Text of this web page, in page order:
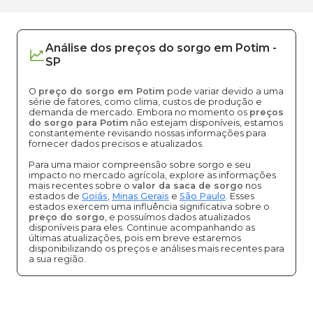
Análise dos preços do sorgo em Potim -
SP
O preço do sorgo em Potim pode variar devido a uma
série de fatores, como clima, custos de produção e
demanda de mercado. Embora no momento os preços
do sorgo para Potim não estejam disponíveis, estamos
constantemente revisando nossas informações para
fornecer dados precisos e atualizados.
Para uma maior compreensão sobre sorgo e seu
impacto no mercado agrícola, explore as informações
mais recentes sobre o valor da saca de sorgo nos
estados de Goiás, Minas Gerais e São Paulo. Esses
estados exercem uma influência significativa sobre o
preço do sorgo, e possuímos dados atualizados
disponíveis para eles. Continue acompanhando as
últimas atualizações, pois em breve estaremos
disponibilizando os preços e análises mais recentes para
a sua região.